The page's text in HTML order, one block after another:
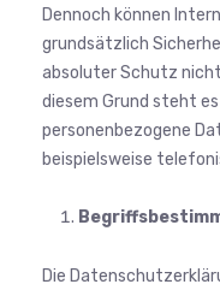
Dennoch können
grundsätzlich
absoluter Schutz
diesem Grund steht
personenbezogene
beispielsweise
Die